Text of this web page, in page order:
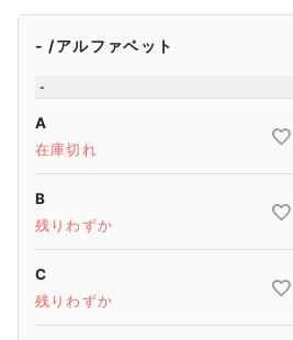
- アルファベット
-
A
在庫切れ
B
残りわずか
C
残りわずか